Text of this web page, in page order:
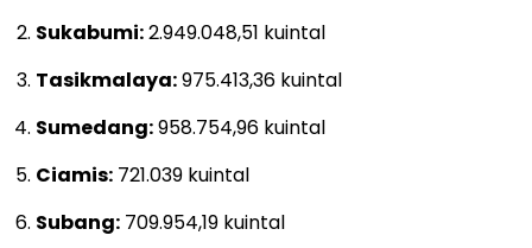
Sukabumi:2.949.048,51 kuintal
Tasikmalaya:975.413,36 kuintal
Sumedang:958.754,96 kuintal
Ciamis: 721.039 kuintal
Subang: 709.954,19 kuintal